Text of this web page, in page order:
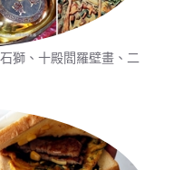
獅、十殿閻羅壁畫、二